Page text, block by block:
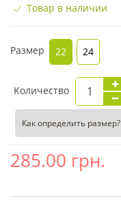
Товар в наличии
Размер 22 24
Количество
Как определить размер?
285.00 грн.